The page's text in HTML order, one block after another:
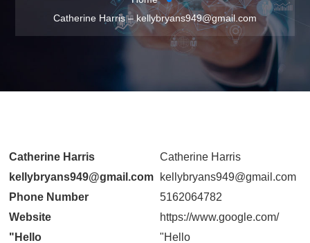
Catherine Harris –kellybryans949@gmail.com
Catherine Harris
Catherine Harris
kellybryans949@gmail.com
kellybryans949@gmail.com
Phone Number
5162064782
Website
https://www.google.com/
"Hello
"Hello